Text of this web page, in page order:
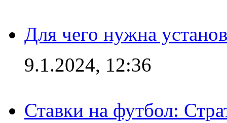
Для чего нужна
9.1.2024, 12:36
Ставки на футбол: